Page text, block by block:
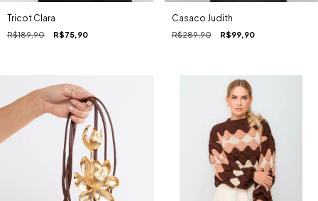
Tricot Clara
R$189,90 R$75,90
Casaco Judith
R$289,90 R$99,90